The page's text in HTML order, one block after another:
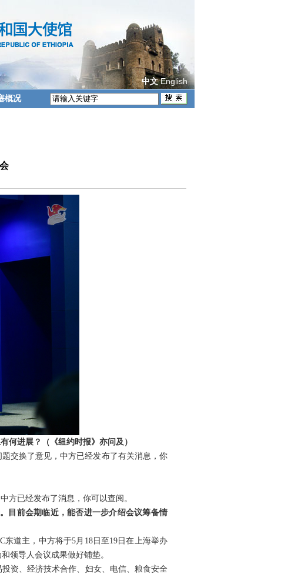
中文 English
概况
何进展？（《纽约时报》亦问及）
交换了意见，中方已经发布了有关消息，你
方已经发布了消息，你可以查阅。
目前会期临近，能否进一步介绍会议筹备情
道主，中方将于5月18日至19日在上海举办
领导人会议成果做好铺垫。
资、经济技术合作、妇女、电信、粮食安全